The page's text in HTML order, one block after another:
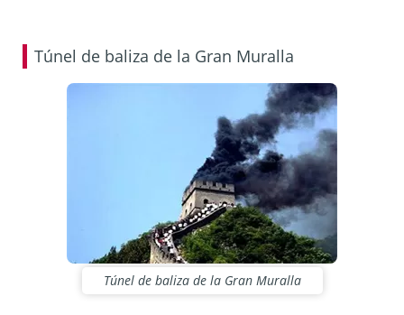
Túnel de baliza de la Gran Muralla
Túnel de baliza de la Gran Muralla